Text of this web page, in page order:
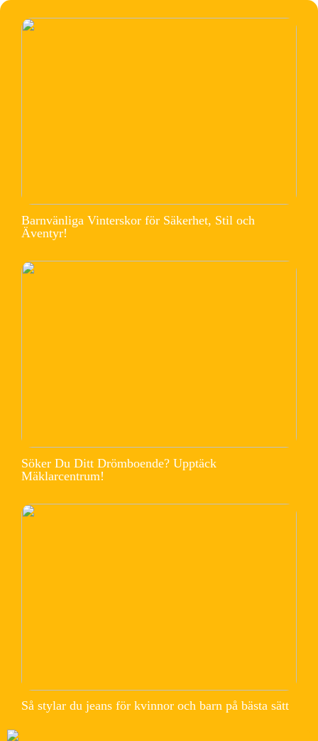
Barnvänliga Vinterskor för Säkerhet, Stil och
Äventyr!
Söker Du Ditt Drömboende? Upptäck
Mäklarcentrum!
Så stylar du jeans för kvinnor och barn på bästa sätt